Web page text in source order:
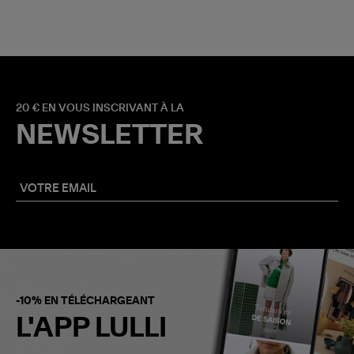
20 € EN VOUS INSCRIVANT À LA
NEWSLETTER
-10% EN TÉLÉCHARGEANT
L'APP LULLI